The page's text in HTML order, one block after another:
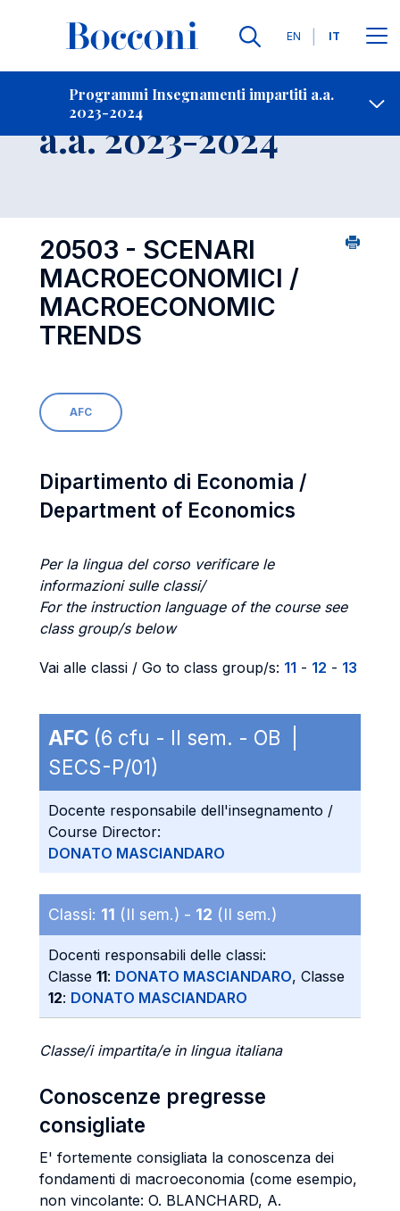
Lingue
EN IT
Programmi Insegnamenti impartiti a.a.
2023-2024
Contatti
Insegnamento
a.a. 2023-2024
20503 - SCENARI
MACROECONOMICI /
MACROECONOMIC
TRENDS
AFC
Dipartimento di Economia /
Department of Economics
Per la lingua del corso verificare le
informazioni sulle classi/
For the instruction language of the course see
class group/s below
Vai alle classi / Go to class group/s: 11 - 12 - 13
AFC (6 cfu - II sem. - OB |
SECS-P/01)
Docente responsabile dell'insegnamento /
Course Director:
DONATO MASCIANDARO
Classi: 11 (II sem.) - 12 (II sem.)
Docenti responsabili delle classi:
Classe 11: DONATO MASCIANDARO, Classe
12: DONATO MASCIANDARO
Classe/i impartita/e in lingua italiana
Conoscenze pregresse
consigliate
E' fortemente consigliata la conoscenza dei
fondamenti di macroeconomia (come esempio,
non vincolante: O. BLANCHARD, A.